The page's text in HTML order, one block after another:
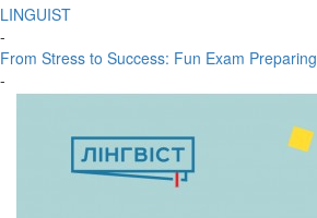
LINGUIST
-
From Stress to Success: Fun Exam Preparing
-